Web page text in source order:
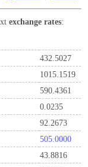
exchange rates:
432.5027
1015.1519
590.4361
0.0235
92.2673
505.0000
43.8816